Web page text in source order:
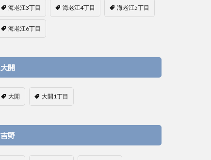
海老江3丁目 海老江4丁目 海老江5丁目
海老江6丁目
大開
大開 大開1丁目
吉野